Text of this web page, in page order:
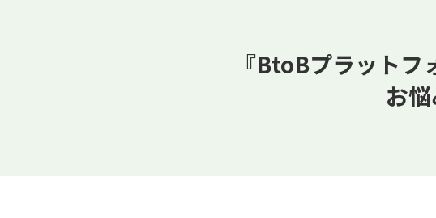
『BtoBプラットフ
お